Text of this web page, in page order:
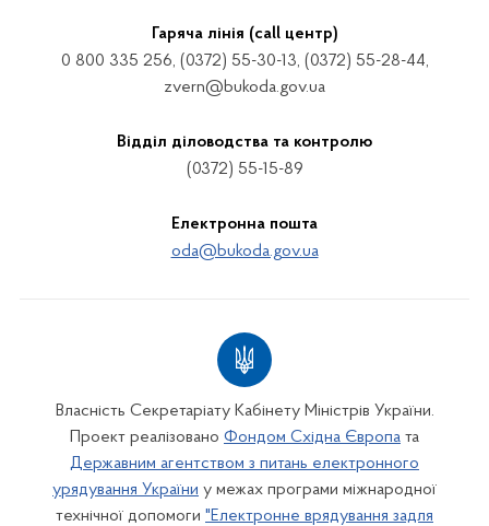
Гаряча лінія (call центр)
0 800 335 256, (0372) 55-30-13, (0372) 55-28-44,
zvern@bukoda.gov.ua
Відділ діловодства та контролю
(0372) 55-15-89
Електронна пошта
oda@bukoda.gov.ua
Власність Секретаріату Кабінету Міністрів України.
Проект реалізовано Фондом Східна Європа та
Державним агентством з питань електронного
урядування України у межах програми міжнародної
технічної допомоги "Електронне врядування задля